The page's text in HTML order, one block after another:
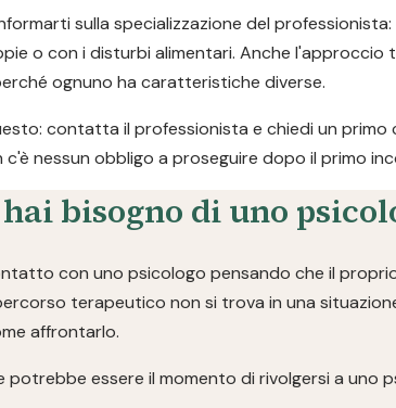
sulla specializzazione del
o con i disturbi alimentari. Anche
ognuno ha caratteristiche diverse.
contatta il professionista e chiedi un
c'è nessun obbligo a proseguire dopo il primo
bisogno di uno
con uno psicologo pensando che il
terapeutico non si trova in una
affrontarlo.
potrebbe essere il momento di rivolgersi a uno